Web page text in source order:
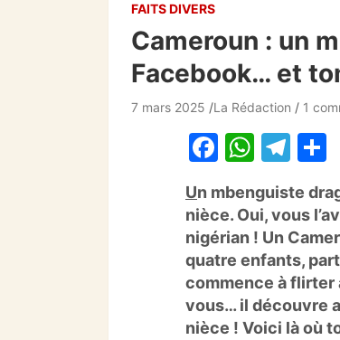
FAITS DIVERS
Cameroun : un
Facebook… et
7 mars 2025 La Rédaction 1
F
c
e
b
o
o
W
at
s
A
p
p
T
e
gr
a
m
Un mbenguiste
nièce. Oui, vous
nigérian ! Un
quatre enfants,
commence à flirter
vous… il découvre
nièce ! Voici là où